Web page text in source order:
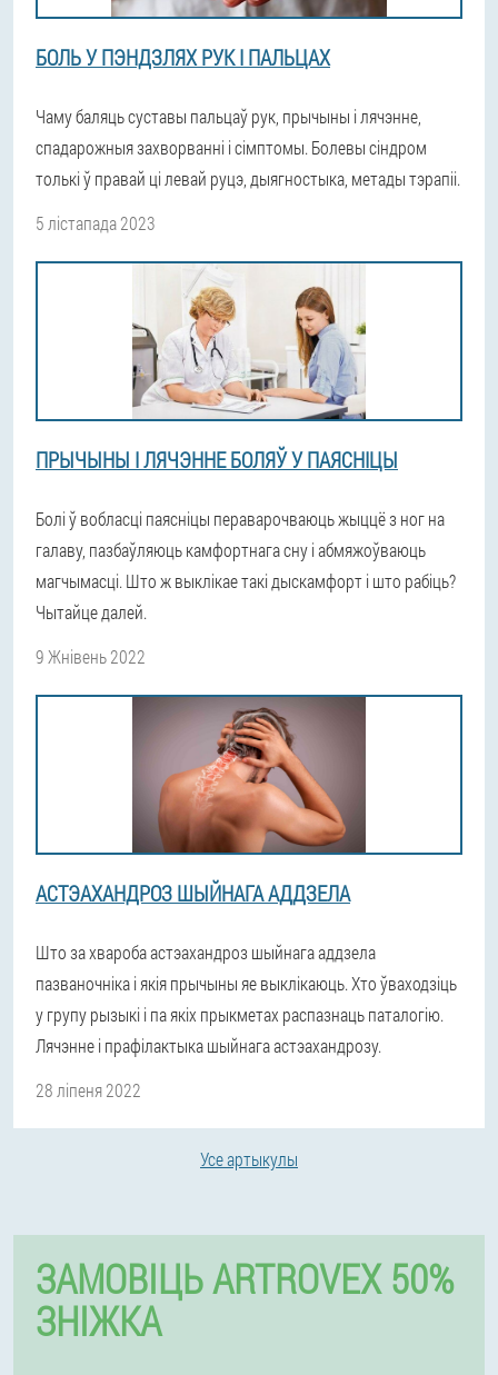
БОЛЬ У ПЭНДЗЛЯХ РУК І ПАЛЬЦАХ
Чаму баляць суставы пальцаў рук, прычыны і лячэнне,
спадарожныя захворванні і сімптомы. Болевы сіндром
толькі ў правай ці левай руцэ, дыягностыка, метады тэрапіі.
5 лістапада 2023
ПРЫЧЫНЫ І ЛЯЧЭННЕ БОЛЯЎ У ПАЯСНІЦЫ
Болі ў вобласці паясніцы пераварочваюць жыццё з ног на
галаву, пазбаўляюць камфортнага сну і абмяжоўваюць
магчымасці. Што ж выклікае такі дыскамфорт і што рабіць?
Чытайце далей.
9 Жнівень 2022
АСТЭАХАНДРОЗ ШЫЙНАГА АДДЗЕЛА
Што за хвароба астэахандроз шыйнага аддзела
пазваночніка і якія прычыны яе выклікаюць. Хто ўваходзіць
у групу рызыкі і па якіх прыкметах распазнаць паталогію.
Лячэнне і прафілактыка шыйнага астэахандрозу.
28 ліпеня 2022
Усе артыкулы
ЗАМОВІЦЬ ARTROVEX 50%
ЗНІЖКА